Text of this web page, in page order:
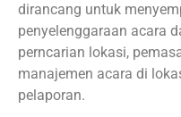
dirancang untuk
penyelenggaraan acara
perncarian lokasi,
manajemen acara di
pelaporan.